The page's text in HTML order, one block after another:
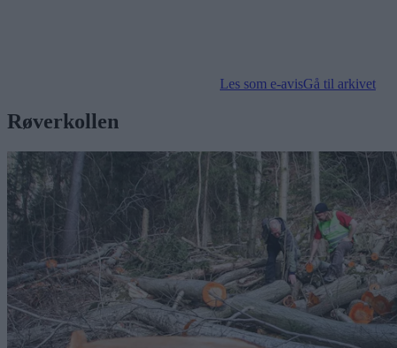
Les som e-avisGå til arkivet
Røverkollen